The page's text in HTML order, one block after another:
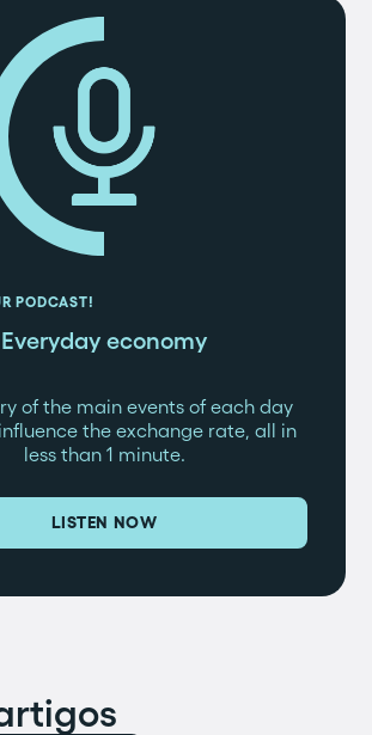
PODCAST!
Everyday economy
of the main events of each day
the exchange rate, all in
less than 1 minute.
LISTEN NOW